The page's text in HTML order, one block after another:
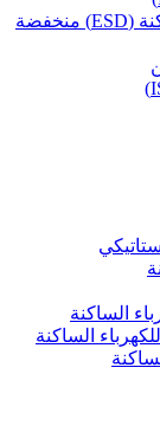
قفازات نتريل مضادة للكهرباء الساكنة (ESD) منخفضة
الساكنة